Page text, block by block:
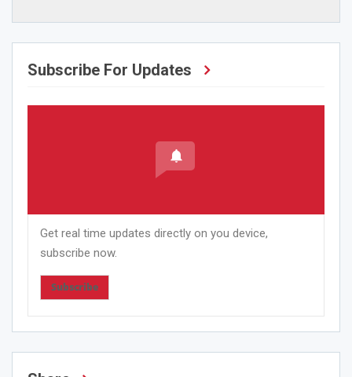
Subscribe For Updates
Get real time updates directly on you device,
subscribe now.
Subscribe